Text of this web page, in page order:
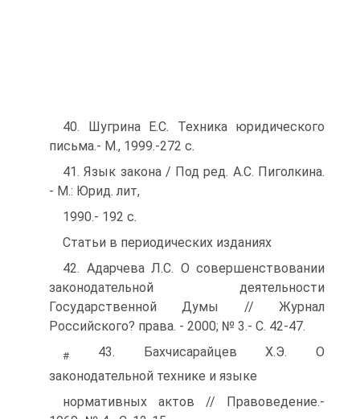
40. Шугрина Е.С. Техника юридического
письма.- M., 1999.-272 с.
41. Язык закона / Под ред. A.C. Пиголкина.
- M.: Юрид. лит,
1990.- 192 с.
Статьи в периодических изданиях
42. Адарчева Л.С. О совершенствовании
законодательной деятельности
Государственной Думы // Журнал
Российского? права. - 2000; № 3.- С. 42-47.
#
43. Бахчисарайцев Х.Э. О
законодательной технике и языке
нормативных актов // Правоведение.-